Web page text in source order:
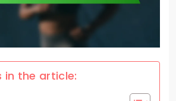
in the article: